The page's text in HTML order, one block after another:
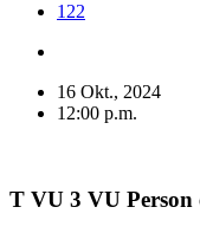
122
16 Okt., 2024
12:00 p.m.
T VU 3 VU Person